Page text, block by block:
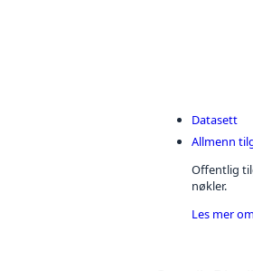
Datasett
Allmenn
Offentlig
nøkler.
Les mer